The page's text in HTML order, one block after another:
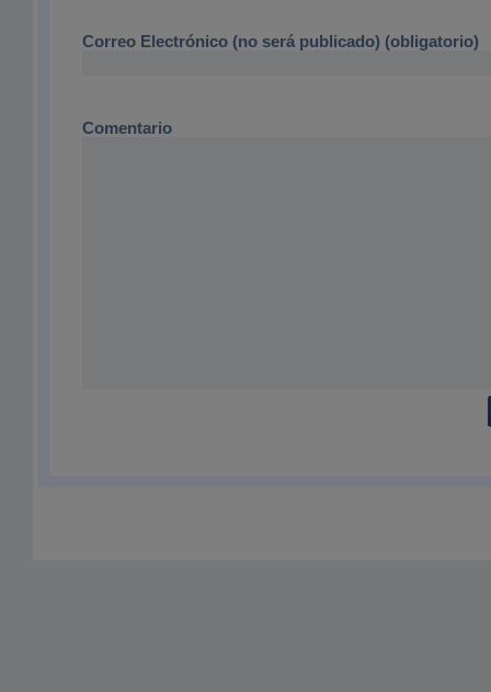
Correo Electrónico (no será publicado) (obligatorio)
Comentario